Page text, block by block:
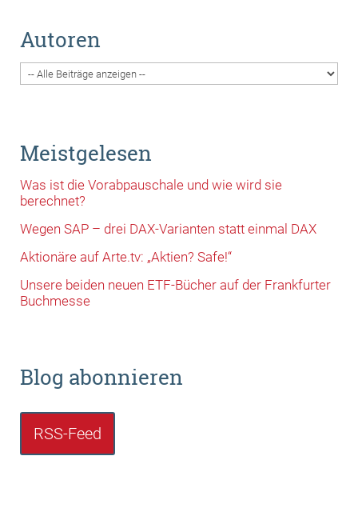
Autoren
Meistgelesen
Was ist die Vorabpauschale und wie wird sie
berechnet?
Wegen SAP – drei DAX-Varianten statt einmal DAX
Aktionäre auf Arte.tv: „Aktien? Safe!“
Unsere beiden neuen ETF-Bücher auf der Frankfurter
Buchmesse
Blog abonnieren
RSS-Feed